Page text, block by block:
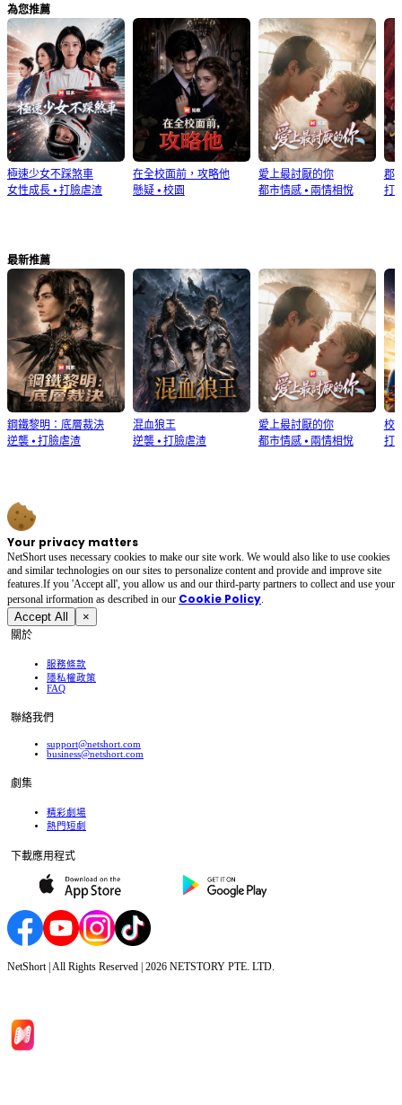
為您推薦
極速少女不踩煞車
女性成長 ⦁ 打臉虐渣
在全校面前，攻略他
懸疑⦁ 校園
愛上最討厭的你
都市情感⦁ 兩情相悅
郡
打
最新推薦
鋼鐵黎明：底層裁決
逆襲 ⦁ 打臉虐渣
混血狼王
逆襲⦁ 打臉虐渣
愛上最討厭的你
都市情感⦁ 兩情相悅
校
打
Your privacy matters
NetShort uses necessary cookies to make our site work. We would also like to use cookies
and similar technologies on our sites to personalize content and provide and improve site
features.If you 'Accept all', you allow us and our third-party partners to collect and use your
personal irformation as described in our Cookie Policy.
Accept All ×
關於
服務條款
隱私權政策
FAQ
聯絡我們
support@netshort.com
business@netshort.com
劇集
精彩劇場
熱門短劇
下載應用程式
NetShort | All Rights Reserved | 2026 NETSTORY PTE. LTD.